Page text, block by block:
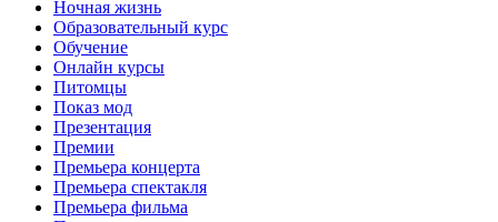
Ночная жизнь
Образовательный курс
Обучение
Онлайн курсы
Питомцы
Показ мод
Презентация
Премии
Премьера концерта
Премьера спектакля
Премьера фильма